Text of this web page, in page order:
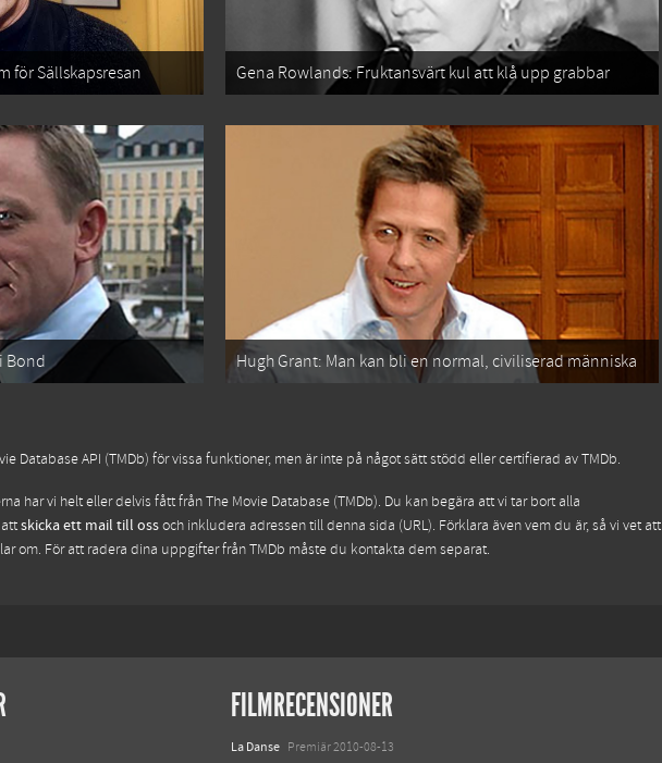
för Sällskapsresan Gena Rowlands: Fruktansvärt kul att klå upp grabbar
Bond Hugh Grant: Man kan bli en normal, civiliserad människa
Database API (TMDb) för vissa funktioner, men är inte på något sätt stödd eller certifierad av TMDb.
har vi helt eller delvis fått frånThe Movie Database (TMDb). Du kan begära att vi tar bort alla
skicka ett mail till ossoch inkludera adressen till denna sida (URL). Förklara även vem du är, så vi vet att
om. För att radera dina uppgifter från TMDb måste du kontakta dem separat.
FILMRECENSIONER
La Danse Premiär 2010-08-13